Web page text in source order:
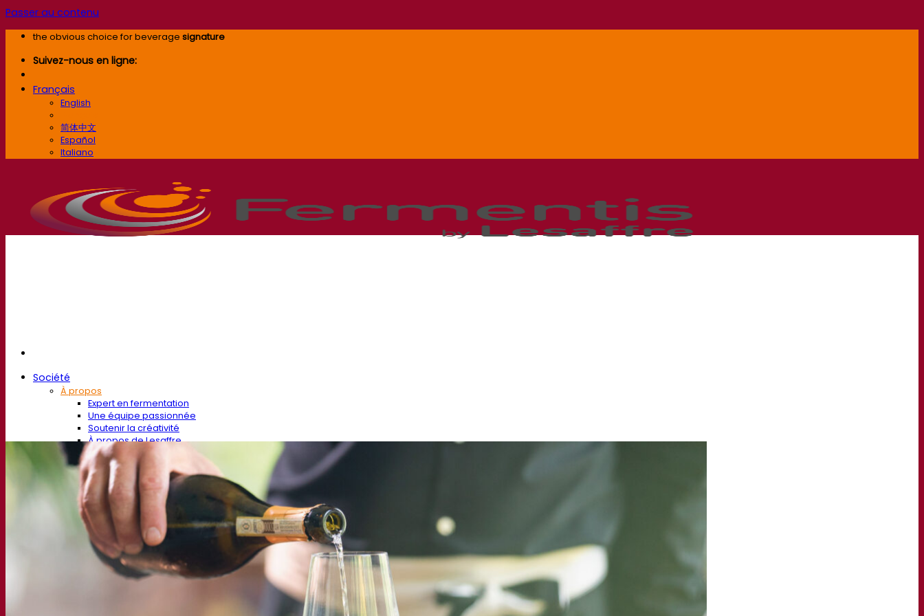
Passer au contenu
the obvious choice for beverage signature
Suivez-nous en ligne:
Français
English
简体中文
Español
Italiano
Société
À propos
Expert en fermentation
Une équipe passionnée
Soutenir la créativité
À propos de Lesaffre
Recherche et développement
Superior Yeast par Fermentis
Caractérisation produits
Développement de produits
Nos marques
E2U™ – Easy To Use
SafYeast™
All In 1™
Fermentis Academy™
Autres services
Fabrication à façon